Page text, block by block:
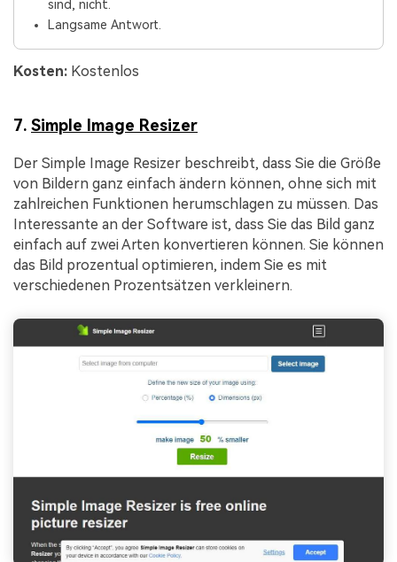
sind, nicht.
Langsame Antwort.
Kosten: Kostenlos
7. Simple Image Resizer
Der Simple Image Resizer beschreibt, dass Sie die Größe
von Bildern ganz einfach ändern können, ohne sich mit
zahlreichen Funktionen herumschlagen zu müssen. Das
Interessante an der Software ist, dass Sie das Bild ganz
einfach auf zwei Arten konvertieren können. Sie können
das Bild prozentual optimieren, indem Sie es mit
verschiedenen Prozentsätzen verkleinern.